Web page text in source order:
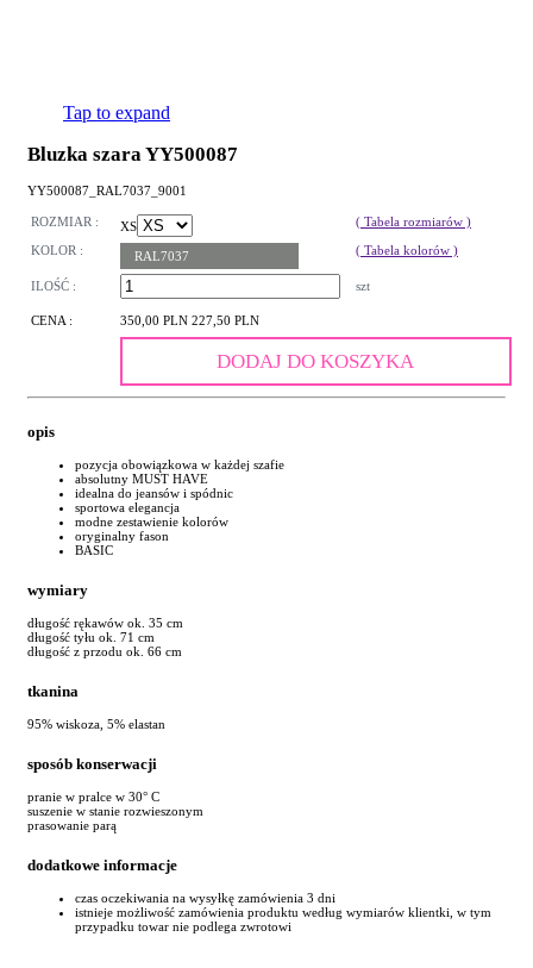
Tap to expand
Bluzka szara YY500087
YY500087_RAL7037_9001
ROZMIAR : XS
( Tabela rozmiarów )
KOLOR :
RAL7037 ( Tabela kolorów )
ILOŚĆ : szt
CENA : 350,00 PLN 227,50 PLN
DODAJ DO KOSZYKA
opis
pozycja obowiązkowa w każdej szafie
absolutny MUST HAVE
idealna do jeansów i spódnic
sportowa elegancja
modne zestawienie kolorów
oryginalny fason
BASIC
wymiary
długość rękawów ok. 35 cm
długość tyłu ok. 71 cm
długość z przodu ok. 66 cm
tkanina
95% wiskoza, 5% elastan
sposób konserwacji
pranie w pralce w 30° C
suszenie w stanie rozwieszonym
prasowanie parą
dodatkowe informacje
czas oczekiwania na wysyłkę zamówienia 3 dni
istnieje możliwość zamówienia produktu według wymiarów klientki, w tym
przypadku towar nie podlega zwrotowi